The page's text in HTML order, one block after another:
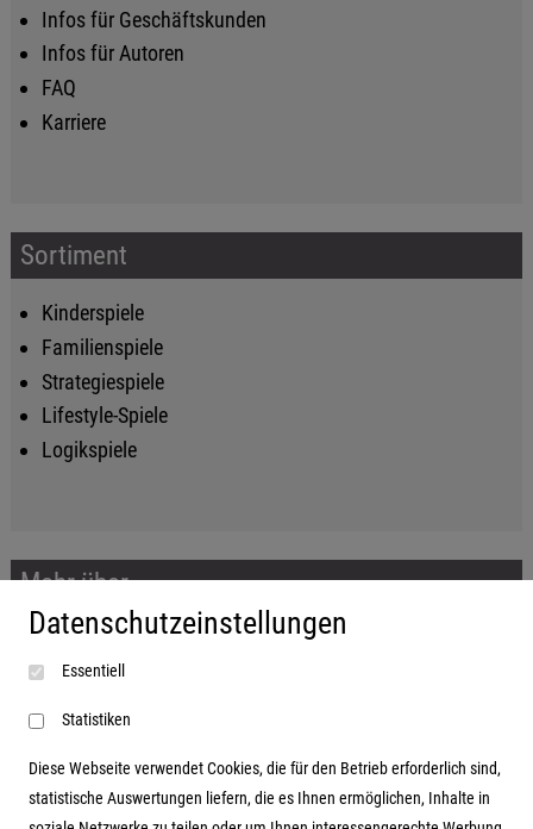
Infos für Geschäftskunden
Infos für Autoren
FAQ
Karriere
Sortiment
Kinderspiele
Familienspiele
Strategiespiele
Lifestyle-Spiele
Logikspiele
Mehr über...
Impressum
AGB
Datenschutzerklärung
Datenschutzeinstellungen
Essentiell
Statistiken
Diese Webseite verwendet Cookies, die für den Betrieb erforderlich sind,
statistische Auswertungen liefern, die es Ihnen ermöglichen, Inhalte in